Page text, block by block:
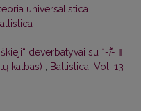
teoria universalistica ,
deverbatyvai su *-ī̆- ‖
kalbas) , Baltistica: Vol. 13